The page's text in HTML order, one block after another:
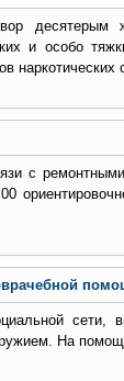
и особо
наркотических
с
сети,
На